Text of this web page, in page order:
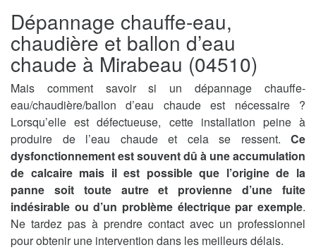
Dépannage chauffe-eau,
chaudière et ballon d’eau
chaude à Mirabeau (04510)
Mais comment savoir si un dépannage chauffe-
eau/chaudière/ballon d’eau chaude est nécessaire ?
Lorsqu’elle est défectueuse, cette installation peine à
produire de l’eau chaude et cela se ressent. Ce
dysfonctionnement est souvent dû à une accumulation
de calcaire mais il est possible que l’origine de la
panne soit toute autre et provienne d’une fuite
indésirable ou d’un problème électrique par exemple.
Ne tardez pas à prendre contact avec un professionnel
pour obtenir une intervention dans les meilleurs délais.